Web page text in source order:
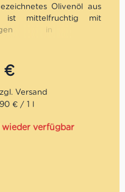
Olivenöl aus
ist mittelfruchtig mit
in den
aromatischen Noten
gegrilltem Fleisch und
und Salaten. Das
Geschmack der
zum Ausdruck. Der
Converso befindet
Rossano liegt
dem Sila-Gebirge im
€
€ / 1 l
verfügbar